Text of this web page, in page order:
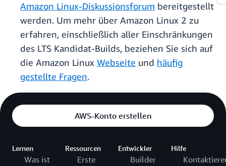
Amazon Linux-Diskussionsforum bereitgestellt
werden. Um mehr über Amazon Linux 2 zu
erfahren, einschließlich aller Einschränkungen
des LTS Kandidat-Builds, beziehen Sie sich auf
die Amazon Linux Webseite und häufig
gestellte Fragen.
AWS-Konto erstellen
Lernen
Was ist
Ressourcen
Erste
Entwickler
Builder
Hilfe